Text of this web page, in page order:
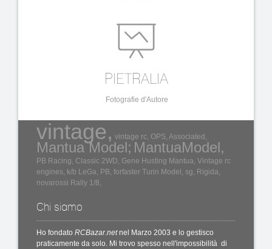
PIETRALIA
Fotografie d'Autore
vintage, vintage rc, OPS, Associated,
Mantua Model; MantuaModel,
PB Racing, Classic 2WD, Gene Husting Mantua, Vintage rc
engines, k/b LeGa, PB, forfaster Turin Model, sg, Rigida,
novarossi Rally 1/8,
Chi siamo
Ho fondato RCBazar.netnel Marzo 2003 e lo gestisco
praticamente da solo. Mi trovo spesso nell'impossibilità di